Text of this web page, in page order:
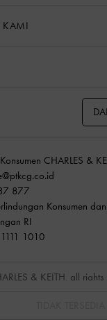
KAMI
CHARLES &
877
Konsumen
RI
1010
& KEITH, all rights